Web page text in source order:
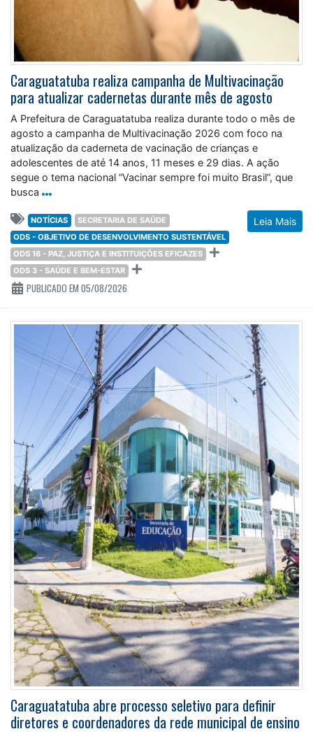
Caraguatatuba realiza campanha de Multivacinação
para atualizar cadernetas durante mês de agosto
A Prefeitura de Caraguatatuba realiza durante todo o mês de
agosto a campanha de Multivacinação 2026 com foco na
atualização da caderneta de vacinação de crianças e
adolescentes de até 14 anos, 11 meses e 29 dias. A ação
segue o tema nacional “Vacinar sempre foi muito Brasil”, que
busca
Leia Mais
NOTÍCIAS
SECRETARIA DE SAÚDE
ODS - OBJETIVO DE DESENVOLVIMENTO SUSTENTÁVEL
ODS 16 - PAZ, JUSTIÇA E INSTITUIÇÕES EFICAZES
ODS 3 - SAÚDE E BEM-ESTAR
PUBLICADO EM 05/08/2026
Caraguatatuba abre processo seletivo para definir
diretores e coordenadores da rede municipal de ensino